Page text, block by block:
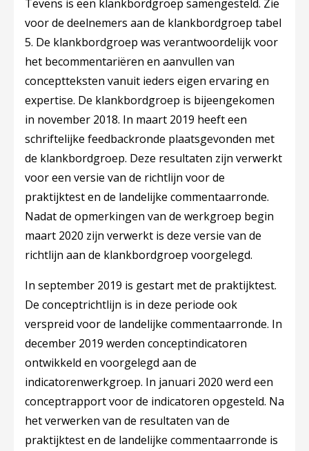
Tevens is een klankbordgroep samengesteld. Zie
voor de deelnemers aan de klankbordgroep tabel
5. De klankbordgroep was verantwoordelijk voor
het becommentariëren en aanvullen van
conceptteksten vanuit ieders eigen ervaring en
expertise. De klankbordgroep is bijeengekomen
in november 2018. In maart 2019 heeft een
schriftelijke feedbackronde plaatsgevonden met
de klankbordgroep. Deze resultaten zijn verwerkt
voor een versie van de richtlijn voor de
praktijktest en de landelijke commentaarronde.
Nadat de opmerkingen van de werkgroep begin
maart 2020 zijn verwerkt is deze versie van de
richtlijn aan de klankbordgroep voorgelegd.
In september 2019 is gestart met de praktijktest.
De conceptrichtlijn is in deze periode ook
verspreid voor de landelijke commentaarronde. In
december 2019 werden conceptindicatoren
ontwikkeld en voorgelegd aan de
indicatorenwerkgroep. In januari 2020 werd een
conceptrapport voor de indicatoren opgesteld. Na
het verwerken van de resultaten van de
praktijktest en de landelijke commentaarronde is